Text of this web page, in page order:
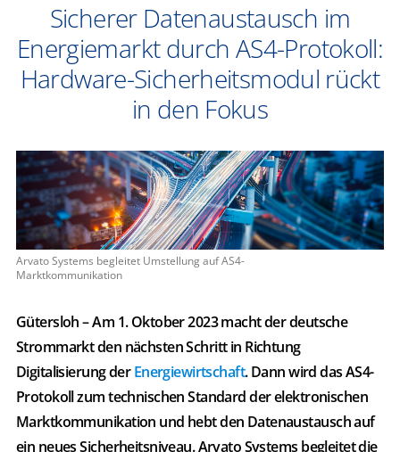
Sicherer Datenaustausch im
Energiemarkt durch AS4-Protokoll:
Hardware-Sicherheitsmodul rückt
in den Fokus
Arvato Systems begleitet Umstellung auf AS4-
Marktkommunikation
Gütersloh – Am 1. Oktober 2023 macht der deutsche
Strommarkt den nächsten Schritt in Richtung
Digitalisierung derEnergiewirtschaft. Dann wird das AS4-
Protokoll zum technischen Standard der elektronischen
Marktkommunikation und hebt den Datenaustausch auf
ein neues Sicherheitsniveau. Arvato Systems begleitet die